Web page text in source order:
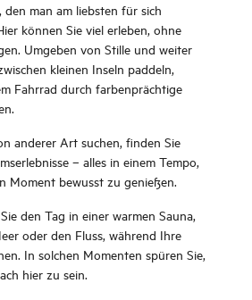
den man am liebsten für sich
können Sie viel erleben, ohne
Umgeben von Stille und weiter
kleinen Inseln paddeln,
Fahrrad durch farbenprächtige
anderer Art suchen, finden Sie
– alles in einem Tempo,
Moment bewusst zu genießen.
den Tag in einer warmen Sauna,
oder den Fluss, während Ihre
In solchen Momenten spüren Sie,
hier zu sein.